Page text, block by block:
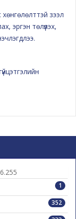
хөнгөлөлттэй зээл
эргэн төлүүлэх,
1
352